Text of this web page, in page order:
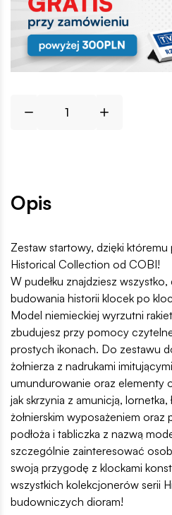
Opis
Zestaw startowy, dzięki
Historical Collection od COBI!
W pudełku znajdziesz
budowania historii klocek po
Model niemieckiej wyrzutni
zbudujesz przy pomocy
prostych ikonach. Do zestawu
żołnierza z nadrukami
umundurowanie oraz elementy
jak skrzynia z amunicją, lornetka,
żołnierskim wyposażeniem oraz
podłoża i tabliczka z nazwą
szczególnie zainteresować
swoją przygodę z klockami
wszystkich kolekcjonerów serii
budowniczych dioram!